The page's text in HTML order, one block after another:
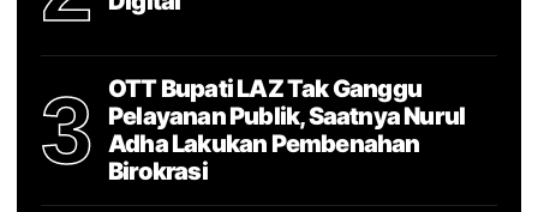
3
OTT Bupati LAZ Tak Ganggu
Pelayanan Publik, Saatnya Nurul
Adha Lakukan Pembenahan
Birokrasi